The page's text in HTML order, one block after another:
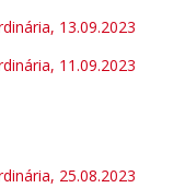
13.09.2023
11.09.2023
25.08.2023